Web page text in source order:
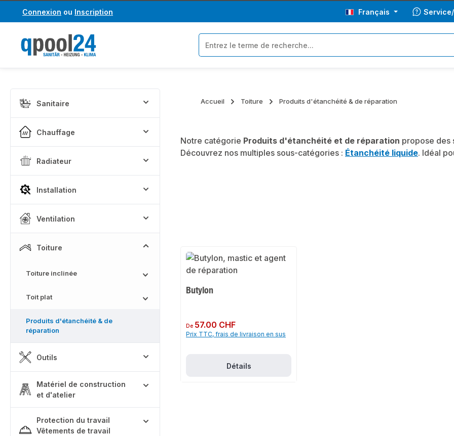
au contenu principal
Passer à la recherche
Connexion ou Inscription Français
Sanitaire
Chauffage
Radiateur
Installation
Ventilation
Toiture
Toiture inclinée
Toit plat
Produits d'étanchéité & de
réparation
Outils
Matériel de construction
et d'atelier
Protection du travail
Vêtements de travail
Accueil Toiture Produits d'étanchéité & de réparation
Notre catégorie Produits d'étanchéité et de réparation propose des
Découvrez nos multiples sous-catégories : Étanchéité liquide. Idéal
Butylon
Prix régulier :
De 57.00 CHF
Prix TTC, frais de livraison en sus
Détails